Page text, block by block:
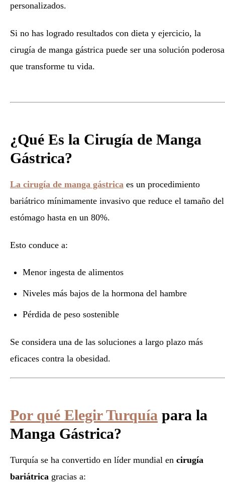
personalizados.
Si no has logrado resultados con dieta y ejercicio, la
cirugía de manga gástrica puede ser una solución poderosa
que transforme tu vida.
¿Qué Es la Cirugía de Manga
Gástrica?
La cirugía de manga gástrica es un procedimiento
bariátrico mínimamente invasivo que reduce el tamaño del
estómago hasta en un 80%.
Esto conduce a:
Menor ingesta de alimentos
Niveles más bajos de la hormona del hambre
Pérdida de peso sostenible
Se considera una de las soluciones a largo plazo más
eficaces contra la obesidad.
Por qué Elegir Turquía para la
Manga Gástrica?
Turquía se ha convertido en líder mundial en cirugía
bariátrica gracias a: